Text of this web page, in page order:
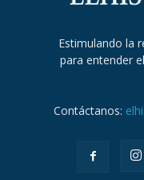
Estimulando la
para entender
Contáctanos: